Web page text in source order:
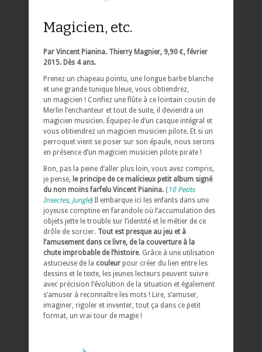
Magicien, etc.
Par Vincent Pianina. Thierry Magnier, 9,90 €, février
2015. Dès 4 ans.
Prenez un chapeau pointu, une longue barbe blanche
et une grande tunique bleue, vous obtiendrez,
un magicien ! Confiez une flûte à ce lointain cousin de
Merlin l’enchanteur et tout de suite, il deviendra un
magicien musicien. Équipez-le d’un casque intégral et
vous obtiendrez un magicien musicien pilote. Et si un
perroquet vient se poser sur son épaule, nous serons
en présence d’un magicien musicien pilote pirate !
Bon, pas la peine d’aller plus loin, vous avez compris,
je pense,
le principe de ce malicieux petit album signé
du non moins farfelu Vincent Pianina. ( 10 Petits
Insectes, Jungle) Il embarque ici les enfants dans une
joyeuse comptine en farandole où l’accumulation des
objets jette le trouble sur l’identité et le métier de ce
drôle de sorcier. Tout est presque au jeu et à
l’amusement dans ce livre, de la couverture à la
chute improbable de l’histoire. Grâce à une utilisation
astucieuse de la couleur pour créer du lien entre les
dessins et le texte, les jeunes lecteurs peuvent suivre
avec précision l’évolution de la situation et également
s’amuser à reconnaître les mots ! Lire, s’amuser,
imaginer, rigoler et inventer, tout ça dans ce petit
format, un vrai tour de magie !